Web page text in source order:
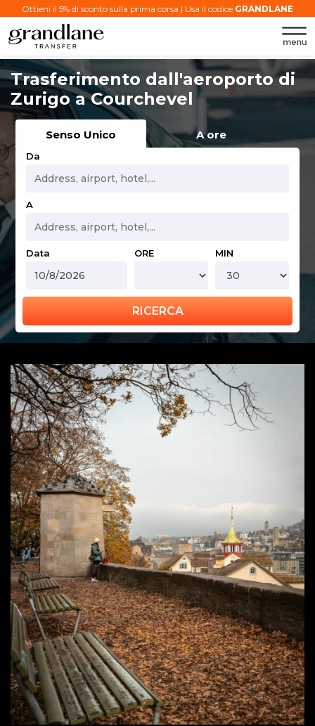
Ottieni il 5% di sconto sulla prima corsa | Usa il codice:GRANDLANE
Trasferimento dall'aeroporto di
Zurigo a Courchevel
Senso Unico A ore
Da
A
Data ORE MIN
RICERCA